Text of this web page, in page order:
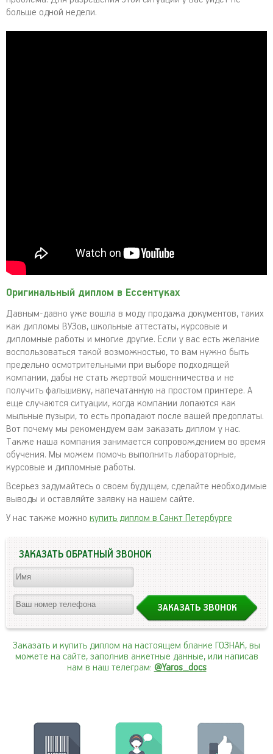
больше одной недели.
Оригинальный диплом в Ессентуках
Давным-давно уже вошла в моду продажа документов, таких
как дипломы ВУЗов, школьные аттестаты, курсовые и
дипломные работы и многие другие. Если у вас есть желание
воспользоваться такой возможностью, то вам нужно быть
предельно осмотрительными при выборе подходящей
компании, дабы не стать жертвой мошенничества и не
получить фальшивку, напечатанную на простом принтере. А
еще случаются ситуации, когда компании лопаются как
мыльные пузыри, то есть пропадают после вашей предоплаты.
Вот почему мы рекомендуем вам заказать диплом у нас.
Также наша компания занимается сопровождением во время
обучения. Мы можем помочь выполнить лабораторные,
курсовые и дипломные работы.
Всерьез задумайтесь о своем будущем, сделайте необходимые
выводы и оставляйте заявку на нашем сайте.
У нас также можно купить диплом в Санкт Петербурге
ЗАКАЗАТЬ ОБРАТНЫЙ ЗВОНОК
Заказать и купить диплом на настоящем бланке ГОЗНАК, вы
можете на сайте, заполнив анкетные данные, или написав
нам в наш телеграм: @Yaros_docs